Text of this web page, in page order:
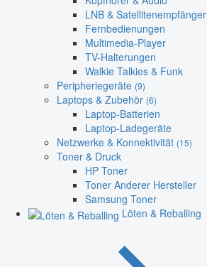
LNB & Satellitenempfänger
Fernbedienungen
Multimedia-Player
TV-Halterungen
Walkie Talkies & Funk
Peripheriegeräte (9)
Laptops & Zubehör (6)
Laptop-Batterien
Laptop-Ladegeräte
Netzwerke & Konnektivität (15)
Toner & Druck
HP Toner
Toner Anderer Hersteller
Samsung Toner
Löten & Reballing